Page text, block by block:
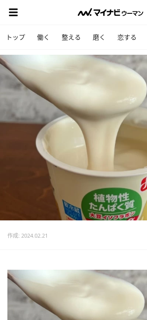
トップ 働く 整える 磨く 恋する
作成: 2024.02.21